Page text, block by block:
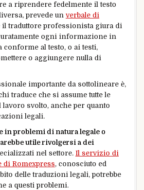
a riprendere fedelmente il testo
prevede un verbale di
il traduttore professionista giura di
ogni informazione in
al testo, o ai testi,
o aggiungere nulla di
importante da sottolineare è,
traduce che si assume tutte le
svolto, anche per quanto
legali.
in problemi di natura legale o
utile rivolgersi a dei
nel settore. Il servizio di
Romexpress, conosciuto ed
delle traduzioni legali, potrebbe
a questi problemi.